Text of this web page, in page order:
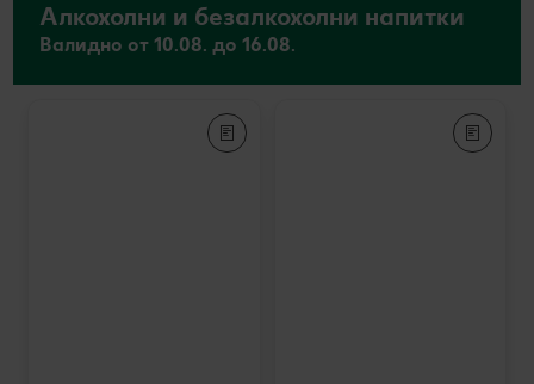
Алкохолни и безалкохолни напитки
Валидно от 10.08. до 16.08.